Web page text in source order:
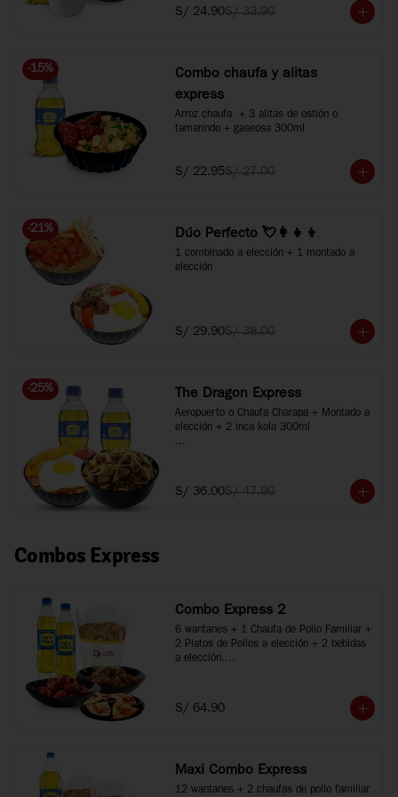
S/ 24.90S/ 33.90
-15%
Combo chaufa y alitas
express
Arroz chaufa  + 3 alitas de ostión o
tamarindo + gaseosa 300ml
S/ 22.95S/ 27.00
-21% Dúo Perfecto 💘👩‍👧‍👦
1 combinado a elección + 1 montado a
elección
S/ 29.90S/ 38.00
-25% The Dragon Express
Aeropuerto o Chaufa Charapa + Montado a
elección + 2 inca kola 300ml
S/ 36.00S/ 47.90
Combos Express
Combo Express 2
6 wantanes + 1 Chaufa de Pollo Familiar +
2 Platos de Pollos a elección + 2 bebidas
a elección.
*Imágenes referenciales
S/ 64.90
Maxi Combo Express
12 wantanes + 2 chaufas de pollo familiar